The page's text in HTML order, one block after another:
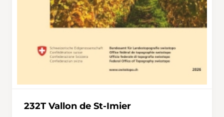
232T Vallon de St-Imier